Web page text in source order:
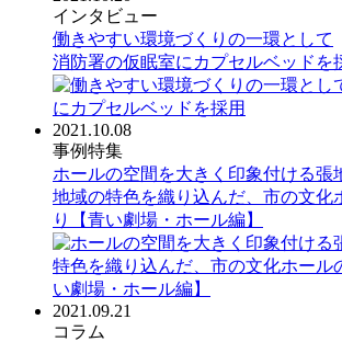
インタビュー
働きやすい環境づくりの一環として
消防署の仮眠室にカプセルベッドを
2021.10.08
事例特集
ホールの空間を大きく印象付ける張
地域の特色を織り込んだ、市の文化
り【青い劇場・ホール編】
2021.09.21
コラム